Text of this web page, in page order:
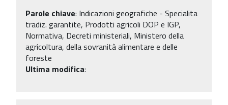
Parole chiave: Indicazioni geografiche - Specialita
tradiz. garantite, Prodotti agricoli DOP e IGP,
Normativa, Decreti ministeriali, Ministero della
agricoltura, della sovranità alimentare e delle
foreste
Ultima modifica: